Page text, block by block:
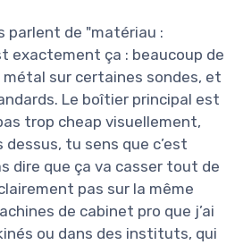
parlent de "matériau :
exactement ça : beaucoup de
sur certaines sondes, et
Le boîtier principal est
trop cheap visuellement,
tu sens que c’est
dire que ça va casser tout de
pas sur la même
de cabinet pro que j’ai
ou dans des instituts, qui